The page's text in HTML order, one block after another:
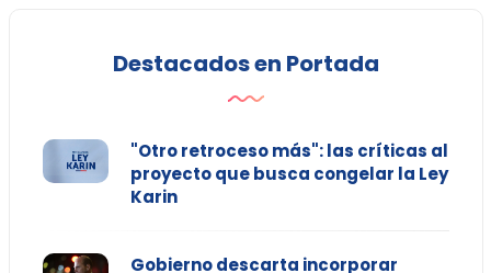
Destacados en Portada
"Otro retroceso más": las críticas al
proyecto que busca congelar la Ley
Karin
Gobierno descarta incorporar